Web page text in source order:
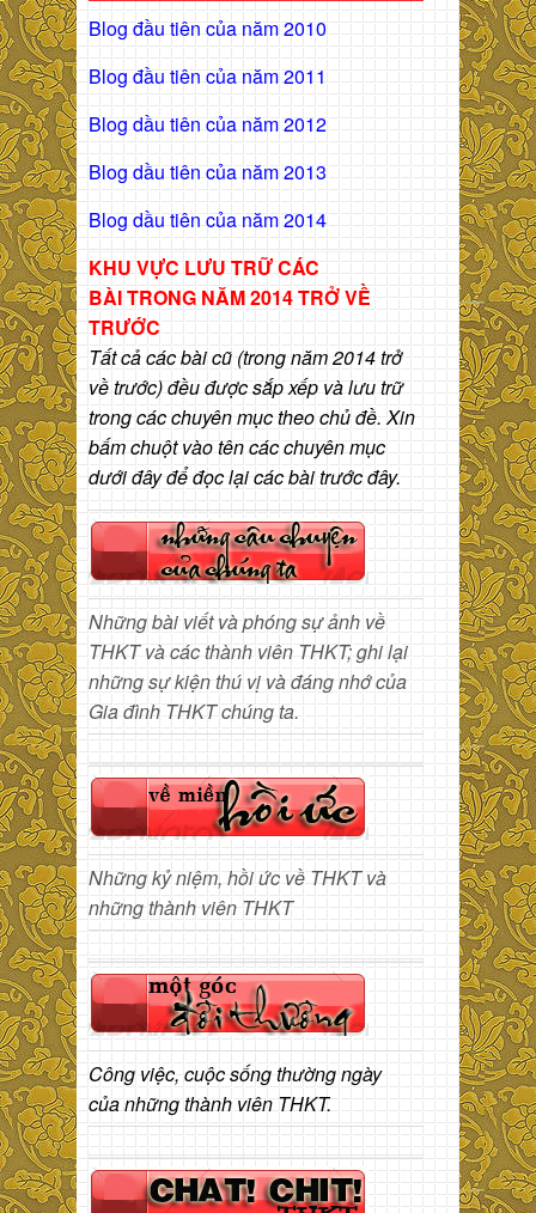
Blog đầu tiên của năm 2010
Blog đầu tiên của năm 2011
Blog dầu tiên của năm 2012
Blog dầu tiên của năm 2013
Blog dầu tiên của năm 2014
KHU VỰC LƯU TRỮ CÁC
BÀITRONG NĂM 2014 TRỞ VỀ
TRƯỚC
Tất cả các bài cũ (trong năm 2014 trở
về trước) đều được sắp xếp và lưu trữ
trong các chuyên mục theo chủ đề. Xin
bấm chuột vào tên các chuyên mục
dưới đây để đọc lại các bài trước đây.
Những bài viết và phóng sự ảnh về
THKT và các thành viên THKT; ghi lại
những sự kiện thú vị và đáng nhớ của
Gia đình THKT chúng ta.
Những kỷ niệm, hồi ức về THKT và
những thành viên THKT
Công việc, cuộc sống thường ngày
của những thành viên THKT.